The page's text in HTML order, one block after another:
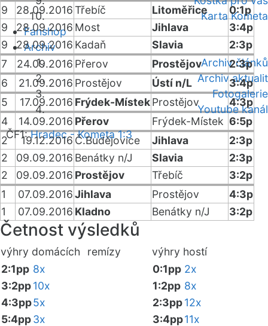
Karta Kometa
Fanshop
Archiv
Archiv článků
Archiv aktualit
Fotogalerie
Youtube kanál
ČF1:Hradec - Kometa 1:3
9
28.09.2016Třebíč Litoměřice
0:1p
9
28.09.2016 Most Jihlava
3:4p
9
28.09.2016 Kadaň Slavia
2:3p
7
24.09.2016 Přerov Prostějov
2:3p
6
21.09.2016 Prostějov Ústí n/L
3:4p
5
17.09.2016 Frýdek-MístekProstějov
4:3p
4
14.09.2016 Přerov Frýdek-Místek 6:5p
2
19.12.2016 Č.Budějovice Jihlava
2:3p
2
09.09.2016 Benátky n/J Slavia
2:3p
2
09.09.2016 Prostějov Třebíč
3:2p
1
07.09.2016Jihlava Prostějov
4:3p
1
07.09.2016 Kladno Benátky n/J 3:2p
Četnost výsledků
výhry domácích remízy výhry hostí
2:1pp 8x
3:2pp10x
4:3pp5x
5:4pp3x
0:1pp 2x
1:2pp 8x
2:3pp12x
3:4pp11x